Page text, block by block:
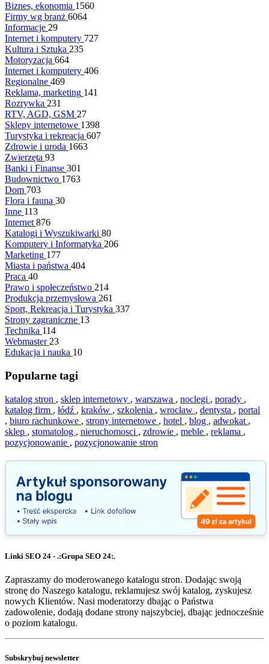
Biznes, ekonomia 1560
Firmy wg branż 6064
Informacje 29
Internet i komputery 727
Kultura i Sztuka 235
Motoryzacja 664
Internet i komputery 406
Regionalne 469
Reklama, marketing 141
Rozrywka 231
RTV, AGD, GSM 27
Sklepy internetowe 1398
Turystyka i rekreacja 607
Zdrowie i uroda 1663
Zwierzęta 93
Banki i Finanse 301
Budownictwo 1763
Dom 703
Flora i fauna 30
Inne 113
Internet 876
Katalogi i Wyszukiwarki 80
Komputery i Informatyka 206
Marketing 177
Miasta i państwa 404
Praca 40
Prawo i społeczeństwo 214
Produkcja przemysłowa 261
Sport, Rekreacja i Turystyka 337
Strony zagraniczne 13
Technika 114
Webmaster 23
Edukacja i nauka 10
Popularne tagi
katalog stron , sklep internetowy , warszawa , noclegi , porady ,
katalog firm , łódź , kraków , szkolenia , wrocław , dentysta , portal
, biuro rachunkowe , strony internetowe , hotel , blog , adwokat ,
sklep , stomatolog , nieruchomosci , zdrowie , meble , reklama ,
pozycjonowanie , pozycjonowanie stron
Linki SEO 24 - .:Grupa SEO 24:.
Zapraszamy do moderowanego katalogu stron. Dodając swoją
stronę do Naszego katalogu, reklamujesz swój katalog, zyskujesz
nowych Klientów. Nasi moderatorzy dbając o Państwa
zadowolenie, dodają dodane strony najszybciej, dbając jednocześnie
o poziom katalogu.
Subskrybuj newsletter